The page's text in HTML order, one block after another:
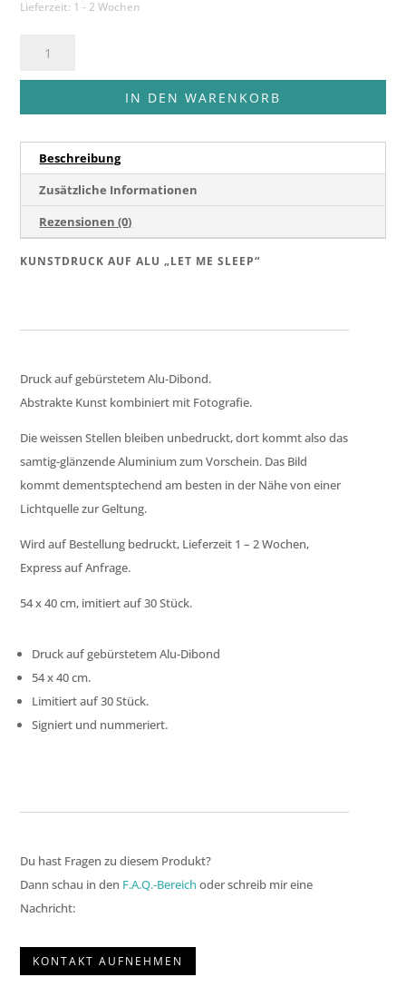
Lieferzeit: 1 - 2 Wochen
Kunstdruck
"Let
Me
Sleep"
Menge
IN DEN WARENKORB
Beschreibung
Zusätzliche Informationen
Rezensionen (0)
KUNSTDRUCK AUF ALU „LET ME SLEEP“
Druck auf gebürstetem Alu-Dibond.
Abstrakte Kunst kombiniert mit Fotografie.
Die weissen Stellen bleiben unbedruckt, dort kommt also das
samtig-glänzende Aluminium zum Vorschein. Das Bild
kommt dementsptechend am besten in der Nähe von einer
Lichtquelle zur Geltung.
Wird auf Bestellung bedruckt, Lieferzeit 1 – 2 Wochen,
Express auf Anfrage.
54 x 40 cm, imitiert auf 30 Stück.
Druck auf gebürstetem Alu-Dibond
54 x 40 cm.
Limitiert auf 30 Stück.
Signiert und nummeriert.
Du hast Fragen zu diesem Produkt?
Dann schau in den F.A.Q.-Bereich oder schreib mir eine
Nachricht:
KONTAKT AUFNEHMEN